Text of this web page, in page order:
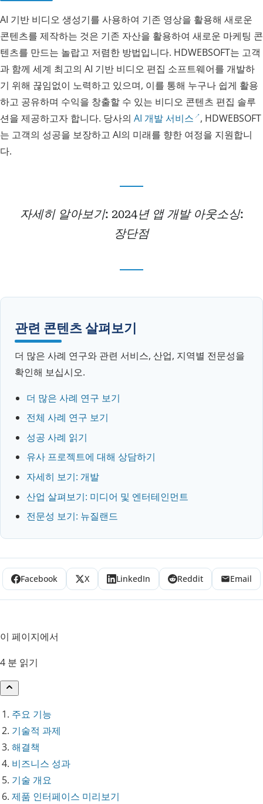
AI 기반 비디오 생성기를 사용하여 기존 영상을 활용해 새로운
콘텐츠를 제작하는 것은 기존 자산을 활용하여 새로운 마케팅 콘
텐츠를 만드는 놀랍고 저렴한 방법입니다. HDWEBSOFT는 고객
과 함께 세계 최고의 AI 기반 비디오 편집 소프트웨어를 개발하
기 위해 끊임없이 노력하고 있으며, 이를 통해 누구나 쉽게 활용
하고 공유하며 수익을 창출할 수 있는 비디오 콘텐츠 편집 솔루
션을 제공하고자 합니다. 당사의 AI 개발 서비스 , HDWEBSOFT
는 고객의 성공을 보장하고 AI의 미래를 향한 여정을 지원합니
다.
자세히 알아보기: 2024년 앱 개발 아웃소싱:
장단점
관련 콘텐츠 살펴보기
더 많은 사례 연구와 관련 서비스, 산업, 지역별 전문성을
확인해 보십시오.
더 많은 사례 연구 보기
전체 사례 연구 보기
성공 사례 읽기
유사 프로젝트에 대해 상담하기
자세히 보기: 개발
산업 살펴보기: 미디어 및 엔터테인먼트
전문성 보기: 뉴질랜드
Facebook X LinkedIn Reddit Email
이 페이지에서
4 분 읽기
주요 기능
기술적 과제
해결책
비즈니스 성과
기술 개요
제품 인터페이스 미리보기